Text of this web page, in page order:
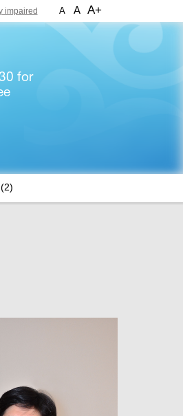
impaired A A A+
for